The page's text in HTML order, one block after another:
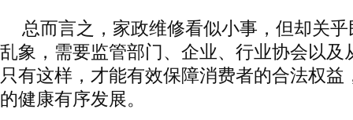
总而言之，家政维修看似小事，但却关
乱象，需要监管部门、企业、行业协会以及
只有这样，才能有效保障消费者的合法权益
的健康有序发展。